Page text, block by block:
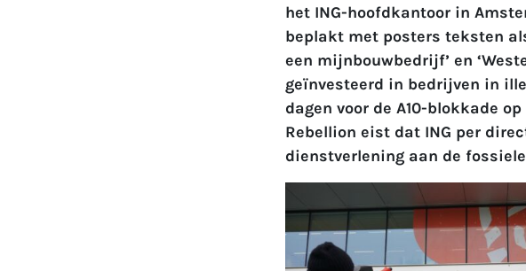
het ING-hoofdkantoor in
beplakt met posters teksten
een mijnbouwbedrijf’ en ‘
geïnvesteerd in bedrijven in
dagen voor de A10-blokkade
Rebellion eist dat ING per
dienstverlening aan de